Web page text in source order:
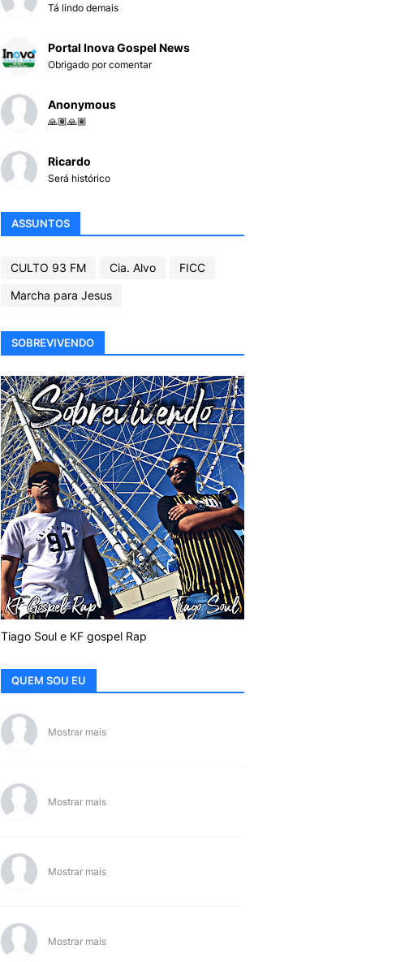
Tá lindo demais
Portal Inova Gospel News
Obrigado por comentar
Anonymous
🙏🏽🙏🏽
Ricardo
Será histórico
ASSUNTOS
CULTO 93 FM Cia. Alvo
FICC
Marcha para Jesus
SOBREVIVENDO
Tiago Soul e KF gospel Rap
QUEM SOU EU
Mostrar mais
Mostrar mais
Mostrar mais
Mostrar mais